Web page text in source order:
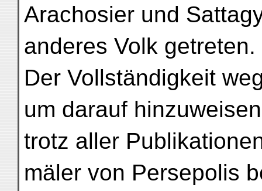
Arachosier und
anderes Volk getreten.
Der Vollständigkeit
um darauf
trotz aller
mäler von Persepolis